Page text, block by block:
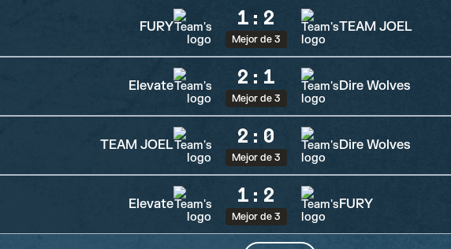
FURY 1 : 2
Mejor de 3
TEAM JOEL
Elevate 2 : 1
Mejor de 3
Dire Wolves
TEAM JOEL 2 : 0
Mejor de 3
Dire Wolves
Elevate 1 : 2
Mejor de 3
FURY